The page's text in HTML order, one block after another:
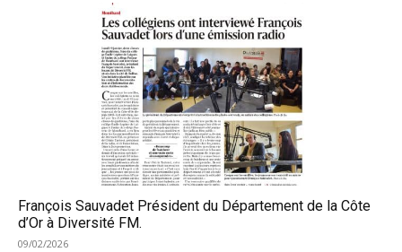
François Sauvadet Président du Département de la Côte
d’Or à Diversité FM.
09/02/2026